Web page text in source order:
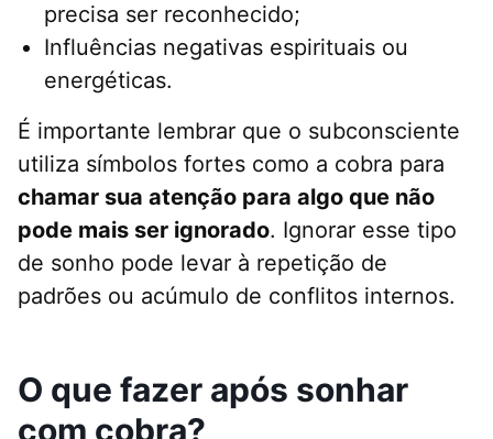
precisa ser reconhecido;
Influências negativas espirituais ou
energéticas.
É importante lembrar que o subconsciente
utiliza símbolos fortes como a cobra para
chamar sua atenção para algo que não
pode mais ser ignorado. Ignorar esse tipo
de sonho pode levar à repetição de
padrões ou acúmulo de conflitos internos.
O que fazer após sonhar
com cobra?